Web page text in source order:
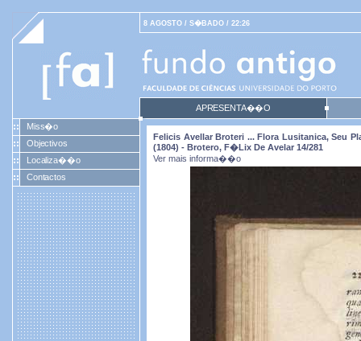
8 AGOSTO / S�BADO / 22:26
APRESENTA��O
Miss�o
Objectivos
Localiza��o
Contactos
Felicis Avellar Broteri ... Flora Lusitanica, Seu
(1804) - Brotero, F�lix De Avelar 14/281
Ver mais informa��o